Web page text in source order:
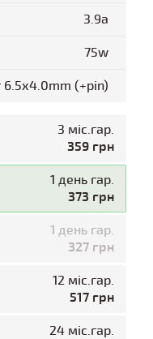
3.9a
75w
(+pin)
3 міс.гар.
359 грн
1 день гар.
373 грн
1 день гар.
327 грн
12 міс.гар.
517 грн
24 міс.гар.